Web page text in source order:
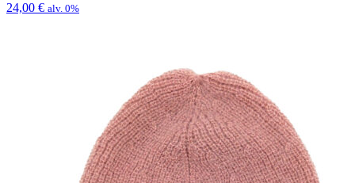
24,00 € alv. 0%